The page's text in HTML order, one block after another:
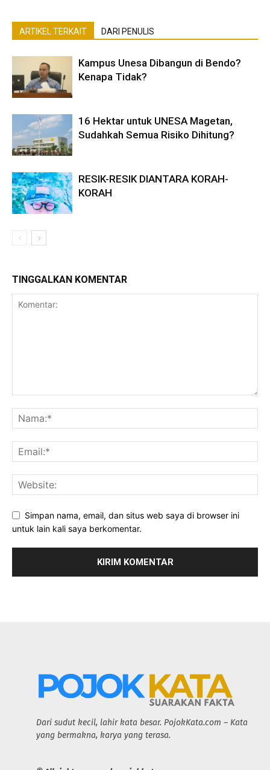
ARTIKEL TERKAIT DARI PENULIS
Kampus Unesa Dibangun di Bendo?
Kenapa Tidak?
16 Hektar untuk UNESA Magetan,
Sudahkah Semua Risiko Dihitung?
RESIK-RESIK DIANTARA KORAH-
KORAH
TINGGALKAN KOMENTAR
Simpan nama, email, dan situs web saya di browser ini
untuk lain kali saya berkomentar.
Dari sudut kecil, lahir kata besar. PojokKata.com – Kata
yang bermakna, karya yang terasa.